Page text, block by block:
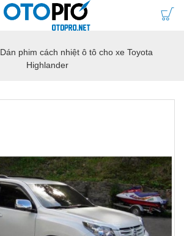
Dán phim cách nhiệt ô tô cho xe Toyota
Highlander